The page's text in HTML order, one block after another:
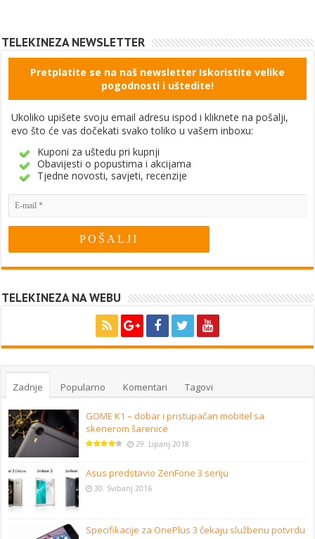
TELEKINEZA NEWSLETTER
Pretplatite se na naš newsletter Iskoristite velike
pogodnosti i uštedite!
Ukoliko upišete svoju email adresu ispod i kliknete na pošalji,
evo što će vas dočekati svako toliko u vašem inboxu:
Kuponi za uštedu pri kupnji
Obavijesti o popustima i akcijama
Tjedne novosti, savjeti, recenzije
TELEKINEZA NA WEBU
Zadnje Popularno Komentari Tagovi
GOME K1 – dobar i pristupačan mobitel sa
skenerom šarenice
29. Lipanj 2018
Asus predstavio ZenFone 3 seriju
30. Svibanj 2016
Specifikacije za OnePlus 3 čekaju službenu potvrdu